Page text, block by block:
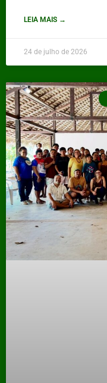
LEIA MAIS →
24 de julho de 2026